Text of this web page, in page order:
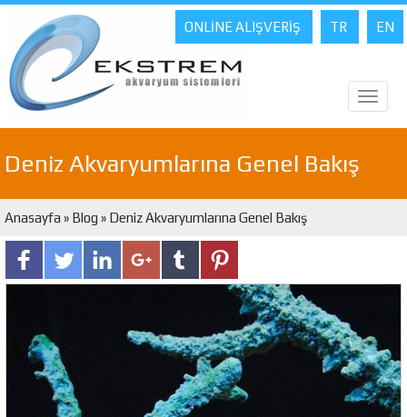
ONLİNE ALIŞVERİŞ TR EN
Toggle
Deniz Akvaryumlarına Genel Bakış
Anasayfa » Blog » Deniz Akvaryumlarına Genel Bakış